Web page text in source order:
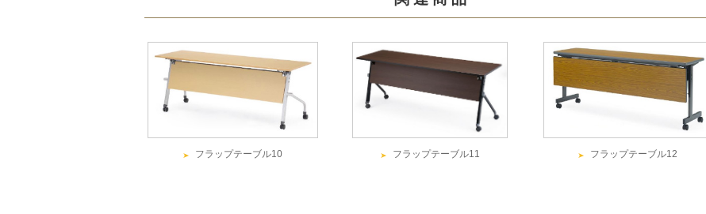
フラップテーブル10 フラップテーブル11 フラップテーブル12